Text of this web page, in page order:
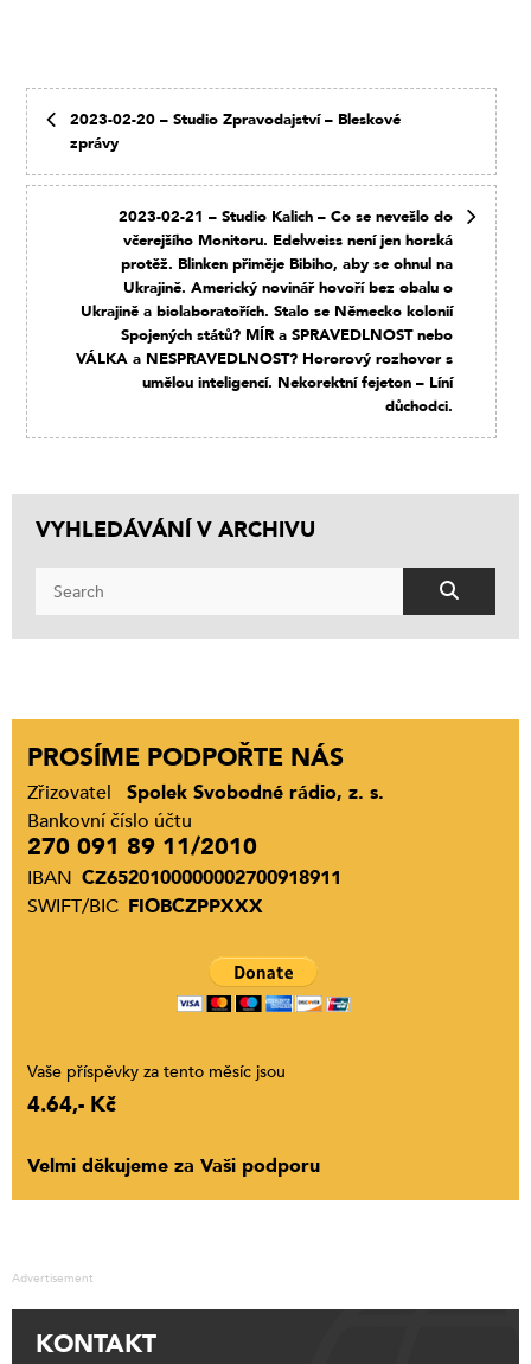
2023-02-20 – Studio Zpravodajství – Bleskové
zprávy
2023-02-21 – Studio Kalich – Co se nevešlo do
včerejšího Monitoru. Edelweiss není jen horská
protěž. Blinken přiměje Bibiho, aby se ohnul na
Ukrajině. Americký novinář hovoří bez obalu o
Ukrajině a biolaboratořích. Stalo se Německo kolonií
Spojených států? MÍR a SPRAVEDLNOST nebo
VÁLKA a NESPRAVEDLNOST? Hororový rozhovor s
umělou inteligencí. Nekorektní fejeton – Líní
důchodci.
VYHLEDÁVÁNÍ V ARCHIVU
PROSÍME PODPOŘTE NÁS
Zřizovatel
Spolek Svobodné rádio, z. s.
Bankovní číslo účtu
270 091 89 11/2010
IBAN CZ6520100000002700918911
SWIFT/BIC FIOBCZPPXXX
Vaše příspěvky za tento měsíc jsou
4.64,- Kč
Velmi děkujeme za Vaši podporu
Advertisement
KONTAKT